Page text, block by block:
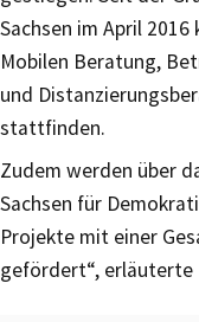
Sachsen im April
Mobilen Beratung,
und
stattfinden.
Zudem werden über
Sachsen für
Projekte mit einer
gefördert“, erläuterte